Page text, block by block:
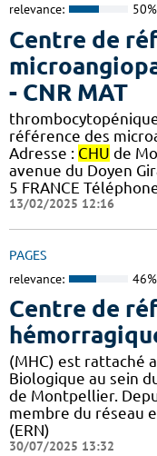
relevance: 50%
Centre de
- CNR MAT
référence des
Adresse : CHU de
avenue du Doyen
5 FRANCE
13/02/2025 12:16
PAGES
relevance: 46%
Centre de
(MHC) est rattaché
Biologique au sein
de Montpellier.
membre du réseau
(ERN)
30/07/2025 13:32